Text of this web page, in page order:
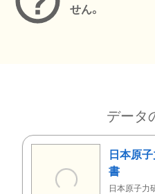
せん。
データ
日本原
書
日本原子力